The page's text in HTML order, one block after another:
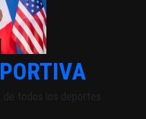
de todos los deportes